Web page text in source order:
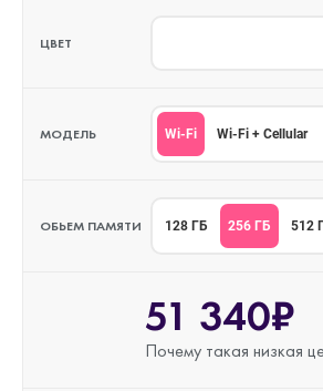
ЦВЕТ
МОДЕЛЬ Wi-Fi Wi-Fi + Cellular
ОБЬЕМ ПАМЯТИ 128 ГБ 256 ГБ 512
51 340₽
Почему такая низкая